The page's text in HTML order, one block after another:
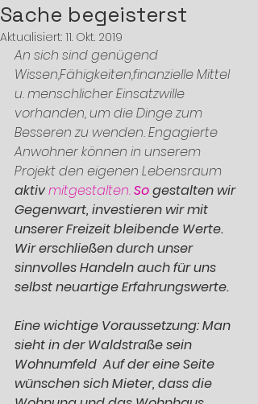
Sache begeisterst
Aktualisiert: 11. Okt. 2019
An sich sind genügend
Wissen,Fähigkeiten,finanzielle Mittel
u. menschlicher Einsatzwille
vorhanden, um die Dinge zum
Besseren zu wenden. Engagierte
Anwohner können in unserem
Projekt den eigenen Lebensraum
aktiv mitgestalten. So gestalten wir
Gegenwart, investieren wir mit
unserer Freizeit bleibende Werte.
Wir erschließen durch unser
sinnvolles Handeln auch für uns
selbst neuartige Erfahrungswerte.
Eine wichtige Voraussetzung: Man
sieht in der Waldstraße sein
Wohnumfeld  Auf der eine Seite
wünschen sich Mieter, dass die